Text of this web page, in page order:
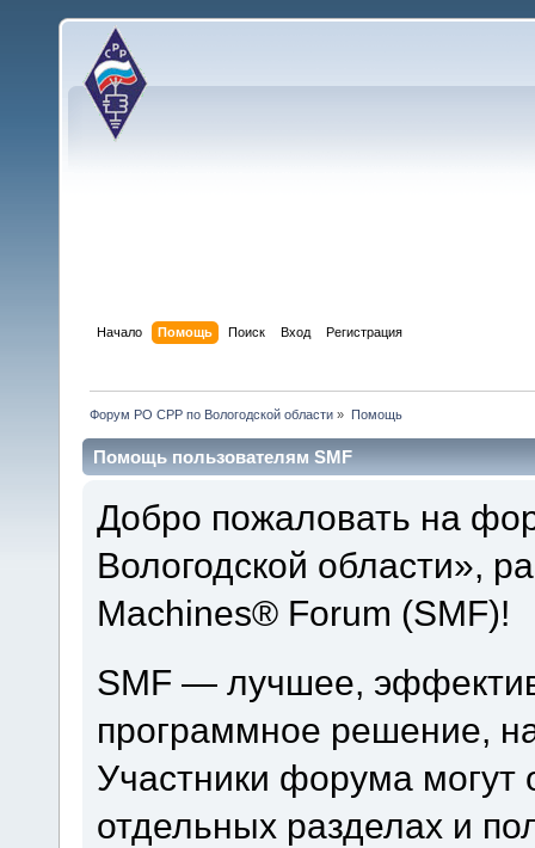
Начало Помощь Поиск Вход Регистрация
Форум РО СРР по Вологодской области » Помощь
Помощь пользователям SMF
Добро пожаловать на
Вологодской области»,
Machines® Forum (SMF)!
SMF — лучшее,
программное решение,
Участники форума
отдельных разделах и